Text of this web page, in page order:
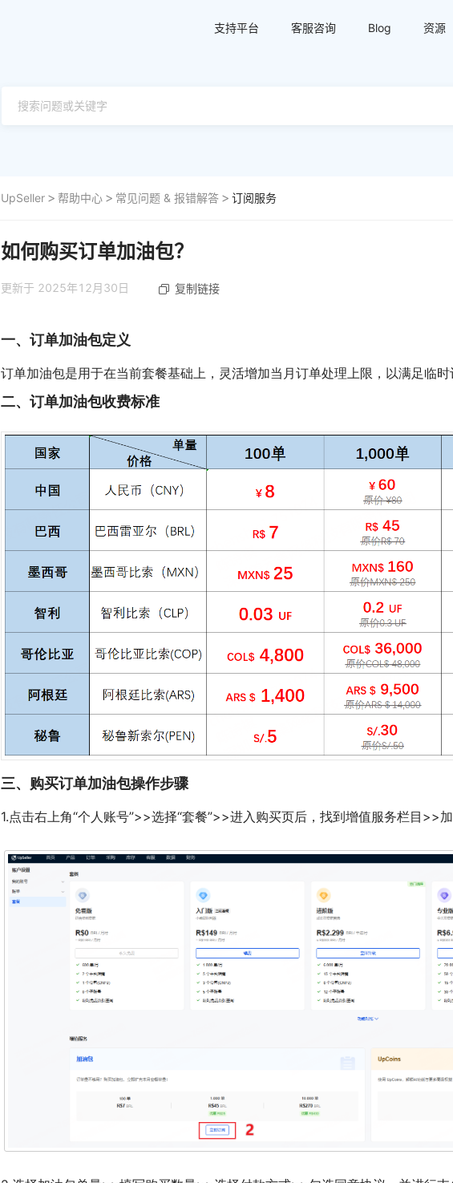
支持平台 客服咨询 Blog 资源
UpSeller 帮助中心 常见问题 & 报错解答 订阅服务
如何购买订单加油包？
更新于 2025年12月30日 复制链接
一、订单加油包定义
订单加油包是用于在当前套餐基础上，灵活增加当月订单处理上限，以满足临
二、订单加油包收费标准
三、购买订单加油包操作步骤
1.点击右上角“个人账号”>>选择“套餐”>>进入购买页后，找到增值服务栏目>>